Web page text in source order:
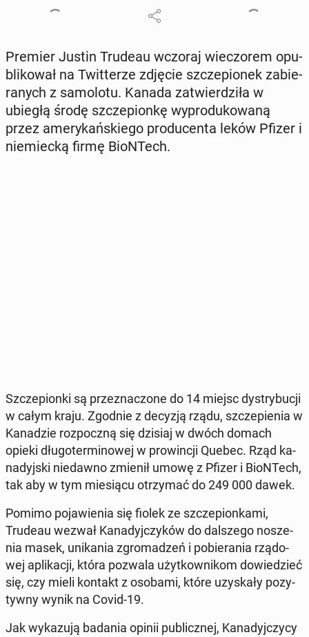
Premier Justin Trudeau wczoraj wie­czo­rem opu­
bli­ko­wał na Twit­te­rze zdjęcie szcze­pio­nek za­bie­
ra­nych z sa­mo­lo­tu. Kanada za­twier­dzi­ła w
ubiegłą środę szcze­pion­kę wy­pro­du­ko­wa­ną
przez ame­ry­kań­skie­go pro­du­cen­ta leków Pfizer i
nie­miec­ką firmę BioN­Tech.
Szcze­pion­ki są prze­zna­czo­ne do 14 miejsc dys­try­bu­cji
w całym kraju. Zgodnie z decyzją rządu, szcze­pie­nia w
Ka­na­dzie roz­pocz­ną się dzisiaj w dwóch domach
opieki dłu­go­ter­mi­no­wej w pro­win­cji Quebec. Rząd ka­
na­dyj­ski nie­daw­no zmienił umowę z Pfizer i BioN­Tech,
tak aby w tym mie­sią­cu otrzy­mać do 249 000 dawek.
Pomimo po­ja­wie­nia się fiolek ze szcze­pion­ka­mi,
Trudeau wezwał Ka­na­dyj­czy­ków do dal­sze­go no­sze­
nia masek, uni­ka­nia zgro­ma­dzeń i po­bie­ra­nia rzą­do­
wej apli­ka­cji, która pozwala użyt­kow­ni­kom do­wie­dzieć
się, czy mieli kontakt z osobami, które uzy­ska­ły po­zy­
tyw­ny wynik na Covid-19.
Jak wy­ka­zu­ją badania opinii pu­blicz­nej, Ka­na­dyj­czy­cy